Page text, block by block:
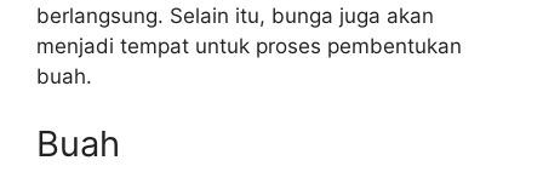
berlangsung. Selain itu, bunga juga akan
menjadi tempat untuk proses pembentukan
buah.
Buah